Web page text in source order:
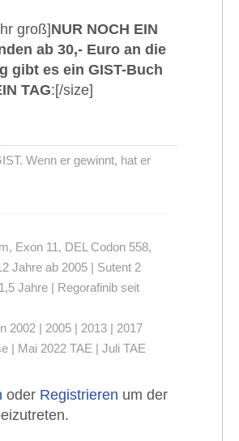
groß]NUR NOCH EIN
ab 30,- Euro an die
gibt es ein GIST-Buch
TAG:[/size]
Wenn er gewinnt, hat er
Exon 11, DEL Codon 558,
Jahre ab 2005 | Sutent 2
Jahre | Regorafinib seit
2002 | 2005 | 2013 | 2017
| Mai 2022 TAE | Juli TAE
oder Registrieren um der